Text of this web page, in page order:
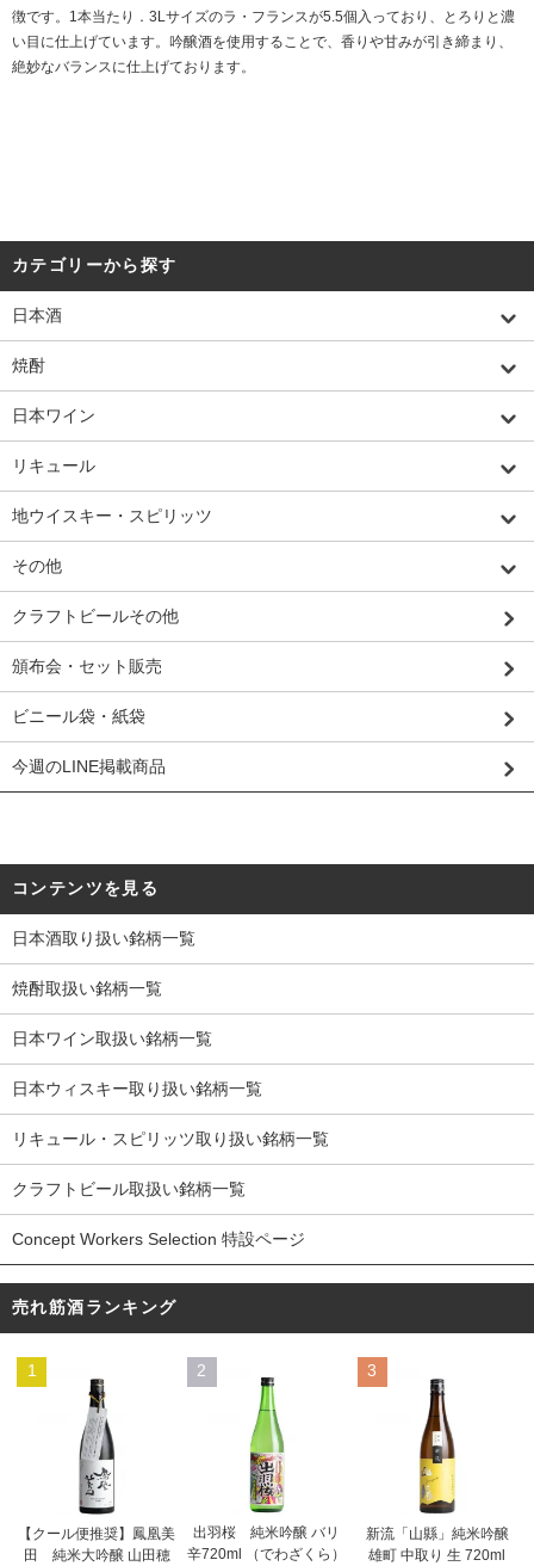
徴です。1本当たり．3Lサイズのラ・フランスが5.5個入っており、とろりと濃
い目に仕上げています。吟醸酒を使用することで、香りや甘みが引き締まり、
絶妙なバランスに仕上げております。
カテゴリーから探す
日本酒
焼酎
日本ワイン
リキュール
地ウイスキー・スピリッツ
その他
クラフトビールその他
頒布会・セット販売
ビニール袋・紙袋
今週のLINE掲載商品
コンテンツを見る
日本酒取り扱い銘柄一覧
焼酎取扱い銘柄一覧
日本ワイン取扱い銘柄一覧
日本ウィスキー取り扱い銘柄一覧
リキュール・スピリッツ取り扱い銘柄一覧
クラフトビール取扱い銘柄一覧
Concept Workers Selection 特設ページ
売れ筋酒ランキング
1
【クール便推奨】鳳凰美
田 純米大吟醸 山田穂
2
出羽桜 純米吟醸 バリ
辛720ml （でわざくら）
3
新流「山縣」純米吟醸
雄町 中取り 生 720ml